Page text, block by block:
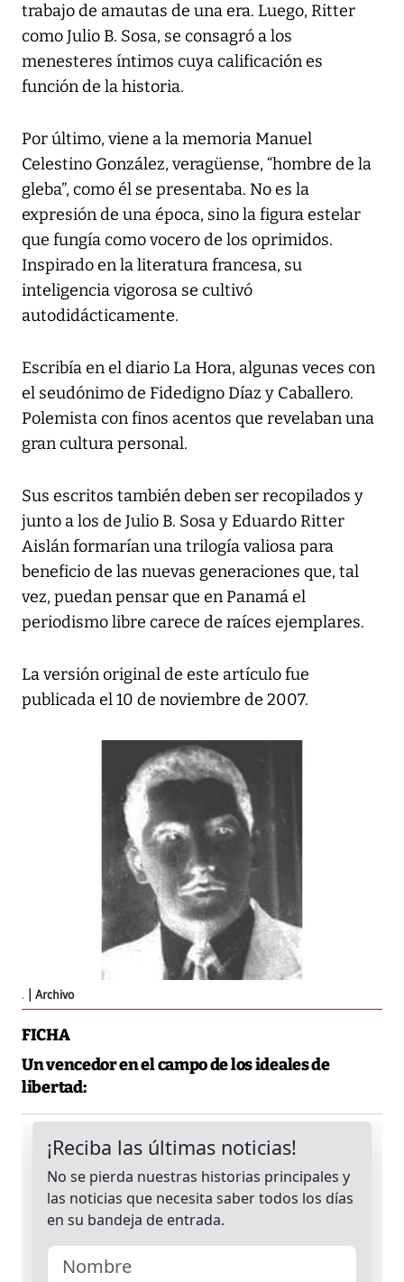
trabajo de amautas de una era. Luego, Ritter
como Julio B. Sosa, se consagró a los
menesteres íntimos cuya calificación es
función de la historia.
Por último, viene a la memoria Manuel
Celestino González, veragüense, “hombre de la
gleba”, como él se presentaba. No es la
expresión de una época, sino la figura estelar
que fungía como vocero de los oprimidos.
Inspirado en la literatura francesa, su
inteligencia vigorosa se cultivó
autodidácticamente.
Escribía en el diarioLa Hora, algunas veces con
el seudónimo de Fidedigno Díaz y Caballero.
Polemista con finos acentos que revelaban una
gran cultura personal.
Sus escritos también deben ser recopilados y
junto a los de Julio B. Sosa y Eduardo Ritter
Aislán formarían una trilogía valiosa para
beneficio de las nuevas generaciones que, tal
vez, puedan pensar que en Panamá el
periodismo libre carece de raíces ejemplares.
La versión original de este artículo fue
publicada el 10 de noviembre de 2007.
. Archivo
FICHA
Un vencedor en el campo de los ideales de
libertad: